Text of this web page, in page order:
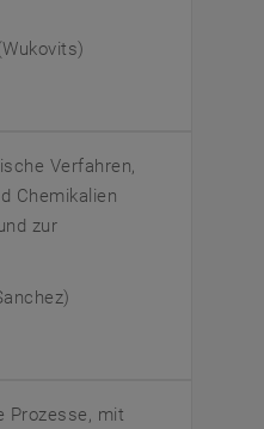
Verfahren,
Chemikalien
zur
Prozesse, mit